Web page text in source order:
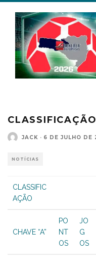
JACK · 6 DE JULHO DE
NOTÍCIAS
CLASSIFIC
AÇÃO
CHAVE “A”
PO
NT
OS
JO
G
OS